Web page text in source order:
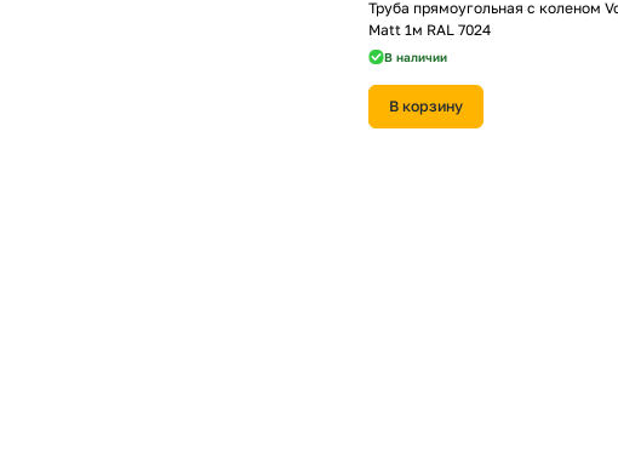
Труба прямоугольная с коленом
Matt 1м RAL 7024
В наличии
В корзину